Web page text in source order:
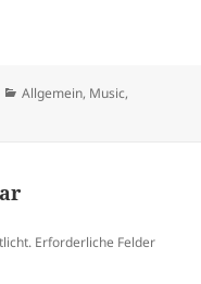
Kategorien
Allgemein, Music,
Erforderliche Felder